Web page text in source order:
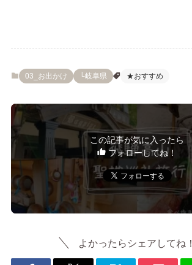
03_お出かけ └岐阜県 ★おすすめ
この記事が気に入ったら
フォローしてね！
よかったらシェアしてね！